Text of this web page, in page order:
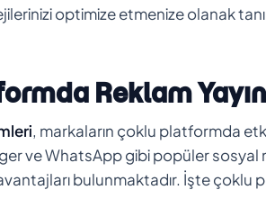
optimize etmenize olanak
Reklam
, markaların çoklu platformda
ve WhatsApp gibi popüler sosyal
bulunmaktadır. İşte çoklu